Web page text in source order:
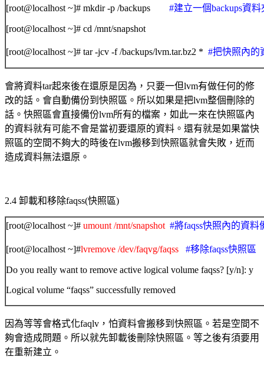
[root@localhost ~]# mkdir -p /backups #建立一個backups資料
[root@localhost ~]# cd /mnt/snapshot
[root@localhost ~]# tar -jcv -f /backups/lvm.tar.bz2 * #把快照內的
會將資料tar起來後在還原是因為，只要一但lvm有做任何的修
改的話。會自動備份到快照區。所以如果是把lvm整個刪除的
話。快照區會直接備份lvm所有的檔案，如此一來在快照區內
的資料就有可能不會是當初要還原的資料。還有就是如果當快
照區的空間不夠大的時後在lvm搬移到快照區就會失敗，近而
造成資料無法還原。
2.4 卸載和移除faqss(快照區)
[root@localhost ~]# umount /mnt/snapshot #將faqss快照內的資
[root@localhost ~]#lvremove /dev/faqvg/faqss #移除faqss快照區
Do you really want to remove active logical volume faqss? [y/n]: y
Logical volume “faqss” successfully removed
因為等等會格式化faqlv ，怕資料會搬移到快照區。若是空間不
夠會造成問題。所以就先卸載後刪除快照區。 等之後有須要用
在重新建立。